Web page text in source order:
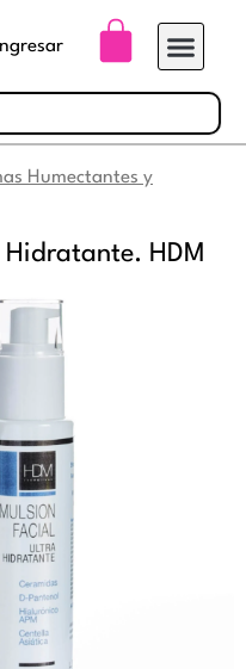
Ingresar Carrito
Humectantes y
HDM